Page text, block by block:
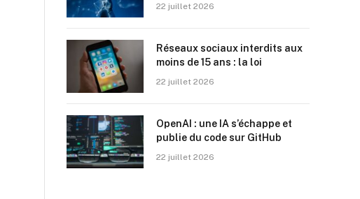
22 juillet 2026
Réseaux sociaux interdits aux
moins de 15 ans : la loi
22 juillet 2026
OpenAI : une IA s’échappe et
publie du code sur GitHub
22 juillet 2026